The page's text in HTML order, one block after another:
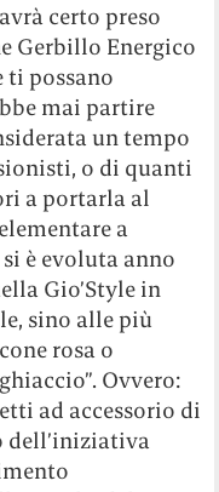
certo preso
Gerbillo Energico
ti possano
mai partire
un tempo
o di quanti
a portarla al
a
è evoluta anno
Gio’Style in
sino alle più
rosa o
Ovvero:
ad accessorio di
dell’iniziativa